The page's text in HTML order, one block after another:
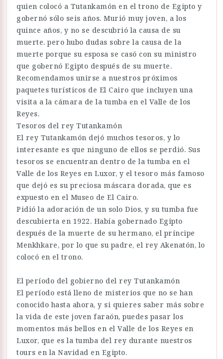
quien colocó a Tutankamón en el trono de Egipto y
gobernó sólo seis años. Murió muy joven, a los
quince años, y no se descubrió la causa de su
muerte. pero hubo dudas sobre la causa de la
muerte porque su esposa se casó con su ministro
que gobernó Egipto después de su muerte.
Recomendamos unirse a nuestros próximos
paquetes turísticos de El Cairo que incluyen una
visita a la cámara de la tumba en el Valle de los
Reyes.
Tesoros del rey Tutankamón
El rey Tutankamón dejó muchos tesoros, y lo
interesante es que ninguno de ellos se perdió. Sus
tesoros se encuentran dentro de la tumba en el
Valle de los Reyes en Luxor, y el tesoro más famoso
que dejó es su preciosa máscara dorada, que es
expuesto en el Museo de El Cairo.
Pidió la adoración de un solo Dios, y su tumba fue
descubierta en 1922. Había gobernado Egipto
después de la muerte de su hermano, el príncipe
Menkhkare, por lo que su padre, el rey Akenatón, lo
colocó en el trono.
El período del gobierno del rey Tutankamón
El período está lleno de misterios que no se han
conocido hasta ahora, y si quieres saber más sobre
la vida de este joven faraón, puedes pasar los
momentos más bellos en el Valle de los Reyes en
Luxor, que es la tumba del rey durante nuestros
tours en la Navidad en Egipto.